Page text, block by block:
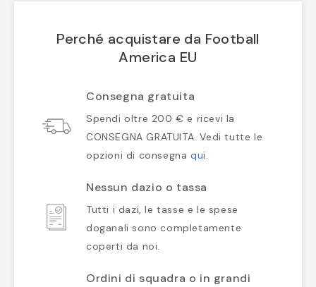
Perché acquistare da Football
America EU
Consegna gratuita
Spendi oltre 200 € e ricevi la
CONSEGNA GRATUITA. Vedi tutte le
opzioni di consegna qui.
Nessun dazio o tassa
Tutti i dazi, le tasse e le spese
doganali sono completamente
coperti da noi.
Ordini di squadra o in grandi